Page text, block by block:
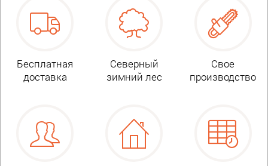
Бесплатная
доставка
Северный
зимний лес
Свое
производство